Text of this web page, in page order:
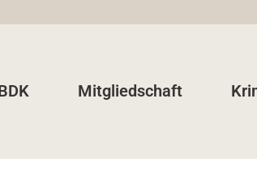
Mitgliedschaft